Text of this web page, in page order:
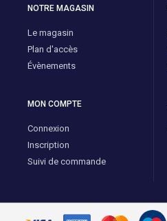
NOTRE MAGASIN
Le magasin
Plan d'accès
Évènements
MON COMPTE
Connexion
Inscription
Suivi de commande